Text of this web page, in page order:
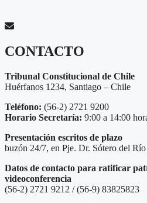
CONTACTO
Tribunal Constitucional de Chile
Huérfanos 1234, Santiago – Chile
Teléfono: (56-2) 2721 9200
Horario Secretaría: 9:00 a 14:00
Presentación escritos de plazo
buzón 24/7, en Pje. Dr. Sótero del
Datos de contacto para ratificar
videoconferencia
(56-2) 2721 9212 / (56-9) 83825823